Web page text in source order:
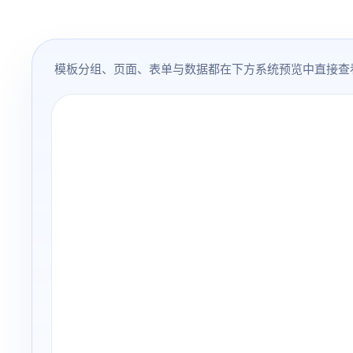
模板分组、页面、表单与数据都在下方系统预览中直接查